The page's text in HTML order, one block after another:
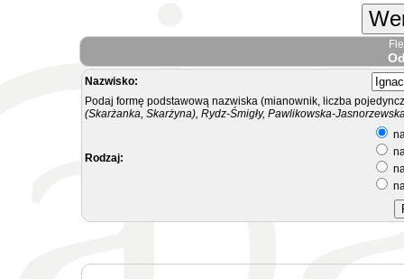
Nazwisko:
Podaj formę podstawową nazwiska (mianownik, liczba
(Skarżanka, Skarżyna), Rydz-Śmigły, Pawlikowska-
Rodzaj: